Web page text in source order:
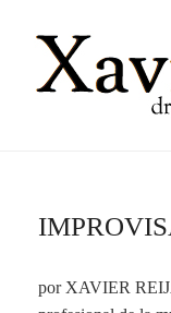
por XAVIER